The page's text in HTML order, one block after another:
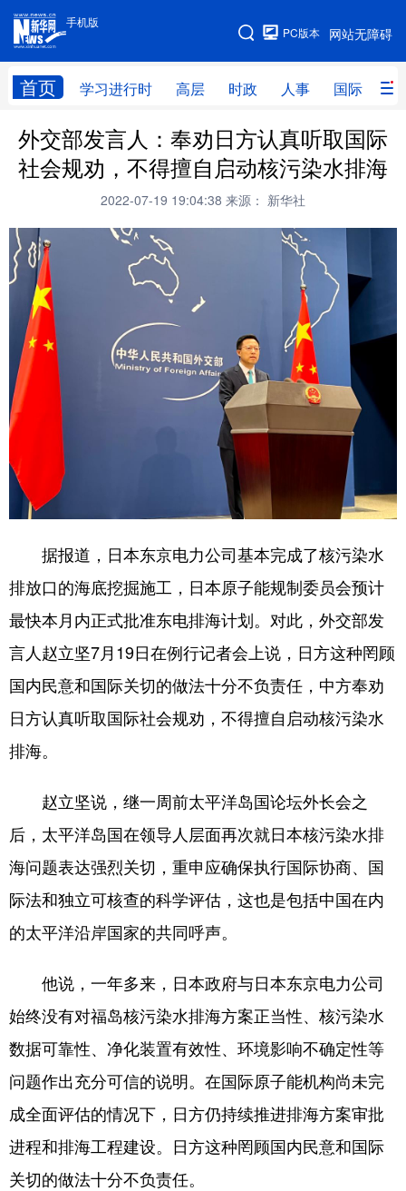
手机版
网站无障碍
PC版本
首页 学习进行时 高层 时政 人事 国际 财
手机版
网站地图
学习进行时 高层 时政 人事
国际 财经 网评 港澳
全球连线
科技 科创 体育
文化 书画 军事
访谈 视频 政务
法律 中央文件 金融 汽车
食品 人居 信息化 数字经济
学术中国 溯源中国
城市 能源 会展
彩票 娱乐 时尚 悦读
公益 一带一路 亚太网 上市公司
文化产业
地方频道
广东 广西 海南 重庆
四川 贵州 云南 西藏
陕西 甘肃
多语种频道
English Español Français عربى
Русский язык 日本語 한국어
Deutsch Português
外交部发言人：奉劝日方认真听取国际
社会规劝，不得擅自启动核污染水排海
2022-07-19 19:04:38 来源： 新华社
据报道，日本东京电力公司基本完成了核污染水
排放口的海底挖掘施工，日本原子能规制委员会预计
最快本月内正式批准东电排海计划。对此，外交部发
言人赵立坚7月19日在例行记者会上说，日方这种罔顾
国内民意和国际关切的做法十分不负责任，中方奉劝
日方认真听取国际社会规劝，不得擅自启动核污染水
排海。
赵立坚说，继一周前太平洋岛国论坛外长会之
后，太平洋岛国在领导人层面再次就日本核污染水排
海问题表达强烈关切，重申应确保执行国际协商、国
际法和独立可核查的科学评估，这也是包括中国在内
的太平洋沿岸国家的共同呼声。
他说，一年多来，日本政府与日本东京电力公司
始终没有对福岛核污染水排海方案正当性、核污染水
数据可靠性、净化装置有效性、环境影响不确定性等
问题作出充分可信的说明。在国际原子能机构尚未完
成全面评估的情况下，日方仍持续推进排海方案审批
进程和排海工程建设。日方这种罔顾国内民意和国际
关切的做法十分不负责任。